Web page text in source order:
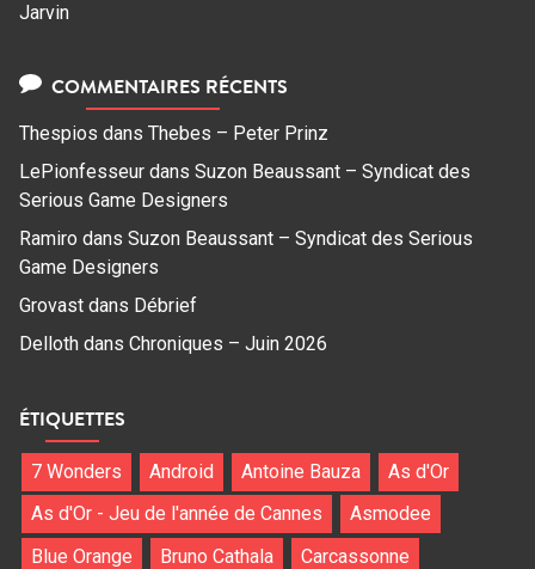
Jarvin
COMMENTAIRES RÉCENTS
Thespios dans Thebes – Peter Prinz
LePionfesseur dans Suzon Beaussant – Syndicat des
Serious Game Designers
Ramiro dans Suzon Beaussant – Syndicat des Serious
Game Designers
Grovast dans Débrief
Delloth dans Chroniques – Juin 2026
ÉTIQUETTES
7 Wonders Android Antoine Bauza
As d'Or
As d'Or - Jeu de l'année de Cannes
Asmodee
Blue Orange
Bruno Cathala
Carcassonne